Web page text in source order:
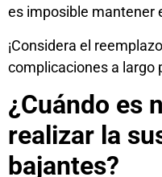
es imposible mantener
¡Considera el
complicaciones a largo
¿Cuándo es
realizar la
bajantes?